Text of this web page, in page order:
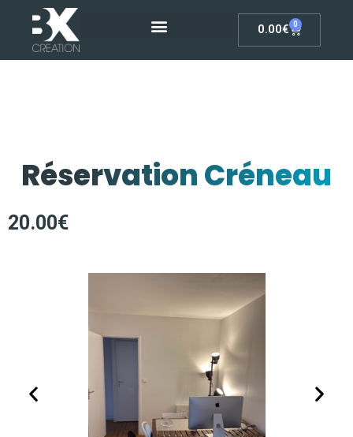
0.00€ 0
Réservation Créneau
20.00€